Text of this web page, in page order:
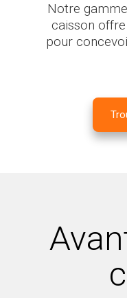
Notre
caisson
pour